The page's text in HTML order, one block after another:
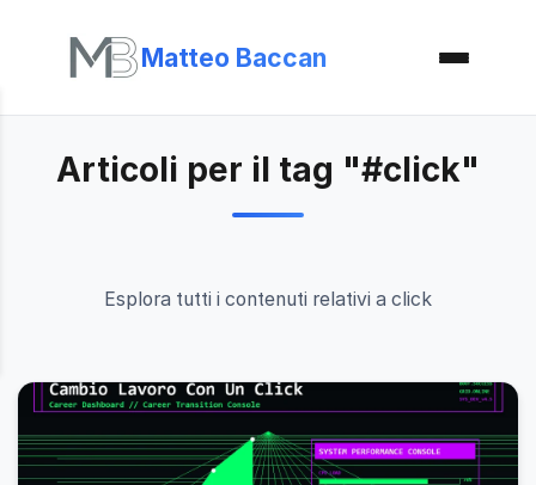
Matteo Baccan
Articoli per il tag "#click"
Esplora tutti i contenuti relativi a click